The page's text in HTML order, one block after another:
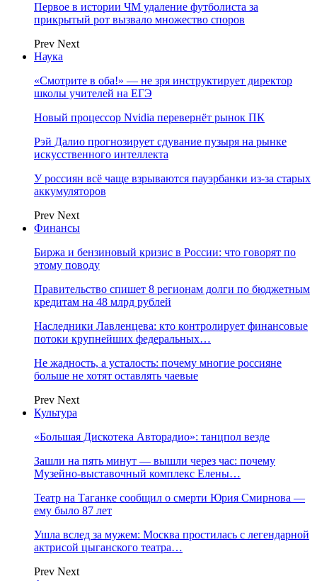
Первое в истории ЧМ удаление футболиста за
прикрытый рот вызвало множество споров
Prev Next
Наука
«Смотрите в оба!» — не зря инструктирует директор
школы учителей на ЕГЭ
Новый процессор Nvidia перевернёт рынок ПК
Рэй Далио прогнозирует сдувание пузыря на рынке
искусственного интеллекта
У россиян всё чаще взрываются пауэрбанки из-за старых
аккумуляторов
Prev Next
Финансы
Биржа и бензиновый кризис в России: что говорят по
этому поводу
Правительство спишет 8 регионам долги по бюджетным
кредитам на 48 млрд рублей
Наследники Лавленцева: кто контролирует финансовые
потоки крупнейших федеральных…
Не жадность, а усталость: почему многие россияне
больше не хотят оставлять чаевые
Prev Next
Культура
«Большая Дискотека Авторадио»: танцпол везде
Зашли на пять минут — вышли через час: почему
Музейно-выставочный комплекс Елены…
Театр на Таганке сообщил о смерти Юрия Смирнова —
ему было 87 лет
Ушла вслед за мужем: Москва простилась с легендарной
актрисой цыганского театра…
Prev Next